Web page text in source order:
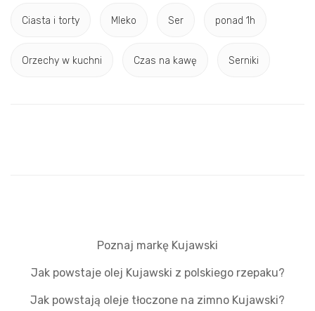
Ciasta i torty Mleko Ser ponad 1h
Orzechy w kuchni Czas na kawę Serniki
Poznaj markę Kujawski
Jak powstaje olej Kujawski z polskiego rzepaku?
Jak powstają oleje tłoczone na zimno Kujawski?